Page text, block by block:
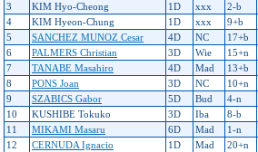
3
KIM Hyo-Cheong 1D xxx 2-b
4
KIM Hyeon-Chung 1D xxx 9+b
5
SANCHEZ MUNOZ Cesar 4D NC 17+b
6
PALMERS Christian 3D Wie 15+n
7
TANABE Masahiro 4D Mad 13+b
8
PONS Joan 3D NC 10+n
9
SZABICS Gabor 5D Bud 4-n
10
KUSHIBE Tokuko 3D Iba 8-b
11
MIKAMI Masaru 6D Mad 1-n
12
CERNUDA Ignacio 1D Mad 20+n